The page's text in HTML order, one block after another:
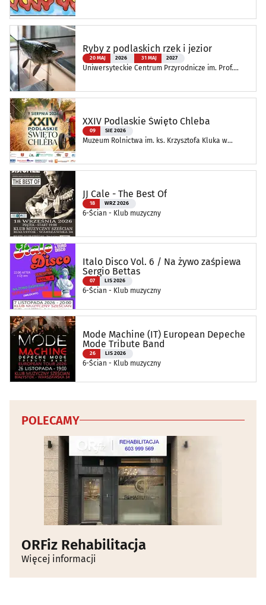
Ryby z podlaskich rzek i jezior
20 MAJ 2026 31 MAJ 2027
Uniwersyteckie Centrum Przyrodnicze im. Prof.
XXIV Podlaskie Święto Chleba
09 SIE 2026
Muzeum Rolnictwa im. ks. Krzysztofa Kluka w
JJ Cale - The Best Of
18 WRZ 2026
6-Ścian - Klub muzyczny
Italo Disco Vol. 6 / Na żywo zaśpiewa
Sergio Bettas
07 LIS 2026
6-Ścian - Klub muzyczny
Mode Machine (IT) European Depeche
Mode Tribute Band
26 LIS 2026
6-Ścian - Klub muzyczny
POLECAMY
ORFiz Rehabilitacja
Więcej informacji